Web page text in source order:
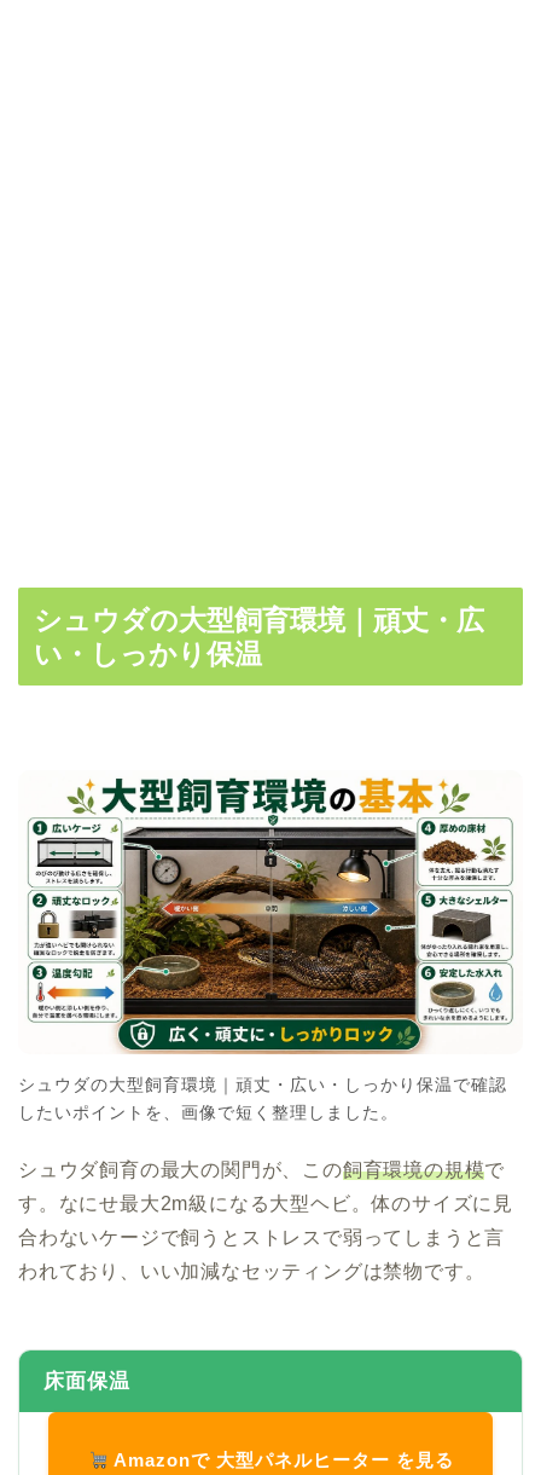
シュウダの大型飼育環境｜頑丈・広
い・しっかり保温
シュウダの大型飼育環境｜頑丈・広い・しっかり保温で確認
したいポイントを、画像で短く整理しました。
シュウダ飼育の最大の関門が、この飼育環境の規模で
す。なにせ最大2m級になる大型ヘビ。体のサイズに見
合わないケージで飼うとストレスで弱ってしまうと言
われており、いい加減なセッティングは禁物です。
床面保温
Amazonで 大型パネルヒーター を見る